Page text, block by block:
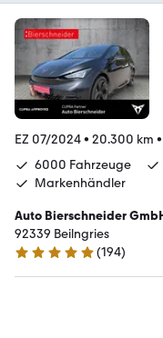
EZ 07/2024• 20.300 km •
6000 Fahrzeuge
Markenhändler
Auto Bierschneider
92339 Beilngries
4.9 Sterne
(194)